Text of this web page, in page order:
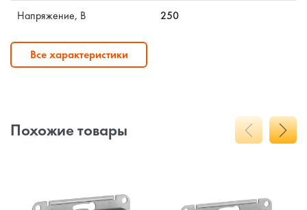
Напряжение, В 250
Все характеристики
Похожие товары